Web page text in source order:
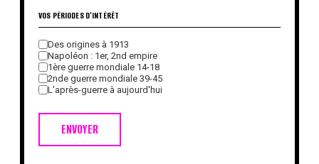
ENVOYER
VOS PÉRIODES D'INTÉRÊT
Des origines à 1913
Napoléon : 1er, 2nd empire
1ère guerre mondiale 14-18
2nde guerre mondiale 39-45
L'après-guerre à aujourd'hui